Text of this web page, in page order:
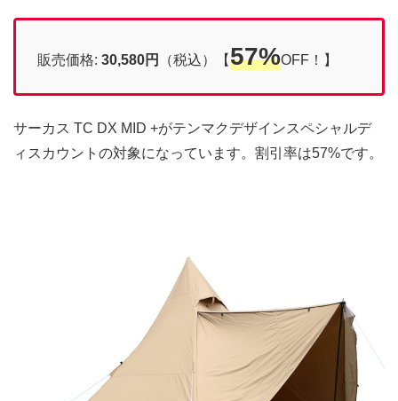
販売価格: 30,580円 （税込）【57%OFF！】
サーカス TC DX MID +がテンマクデザインスペシャルデ
ィスカウントの対象になっています。割引率は57%です。